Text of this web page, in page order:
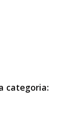
categoria: